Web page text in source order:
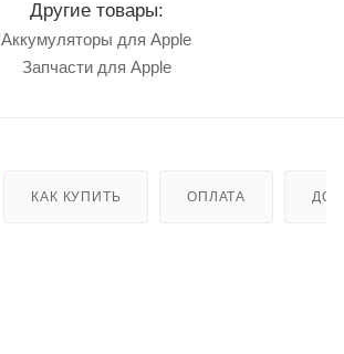
Другие товары:
Аккумуляторы для Apple
Запчасти для Apple
КАК КУПИТЬ ОПЛАТА